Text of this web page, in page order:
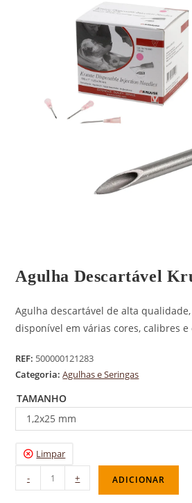
Agulha Descartável
Agulha descartável de alta
disponível em várias cores, calibres
REF: 500000121283
Categoria:Agulhas e Seringas
TAMANHO
1,2x25 mm
Limpar
-
+ ADICIONAR